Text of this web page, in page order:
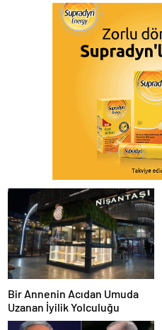
Bir Annenin Acıdan Umuda
Uzanan İyilik Yolculuğu